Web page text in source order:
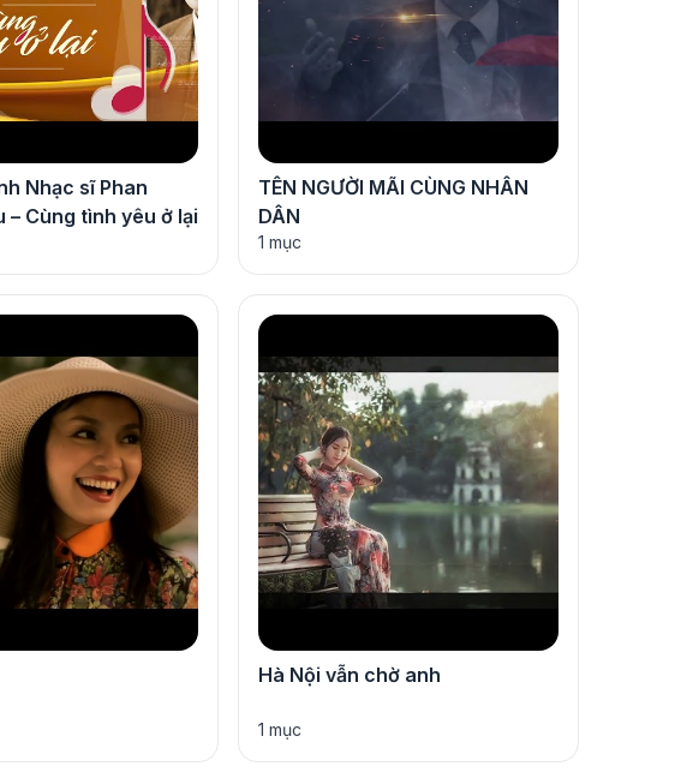
Nhạc sĩ Phan
– Cùng tình yêu ở lại
TÊN NGƯỜI MÃI CÙNG NHÂN
DÂN
1 mục
Hà Nội vẫn chờ anh
1 mục